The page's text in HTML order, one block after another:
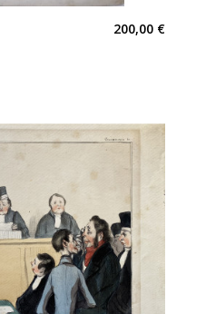
200,00 €